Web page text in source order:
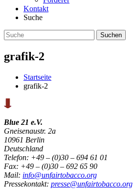
Kontakt
Suche
grafik-2
Startseite
grafik-2
Blue 21 e.V.
Gneisenaustr. 2a
10961 Berlin
Deutschland
Telefon: +49 – (0)30 – 694 61 01
Fax: +49 – (0)30 – 692 65 90
Mail: info@unfairtobacco.org
Pressekontakt: presse@unfairtobacco.org